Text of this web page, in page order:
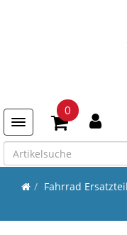
Toggle navigation
0
Fahrrad